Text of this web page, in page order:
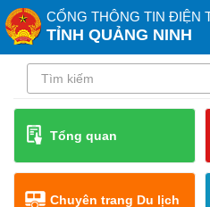
CỔNG THÔNG TIN ĐIỆN
TỈNH QUẢNG NINH
Tổng quan
Chuyên trang Du lịch